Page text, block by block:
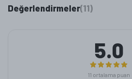
Değerlendirmeler(11)
5.0
11 ortalama puan